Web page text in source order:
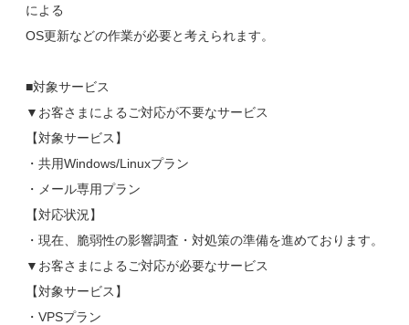
による
OS更新などの作業が必要と考えられます。
■対象サービス
▼お客さまによるご対応が不要なサービス
【対象サービス】
・共用Windows/Linuxプラン
・メール専用プラン
【対応状況】
・現在、脆弱性の影響調査・対処策の準備を進めております。
▼お客さまによるご対応が必要なサービス
【対象サービス】
・VPSプラン